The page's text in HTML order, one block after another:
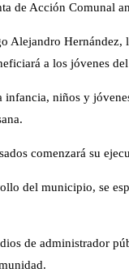
de Acción Comunal
Alejandro
a los jóvenes del
niños y
comenzará su
del municipio, se
de administrador